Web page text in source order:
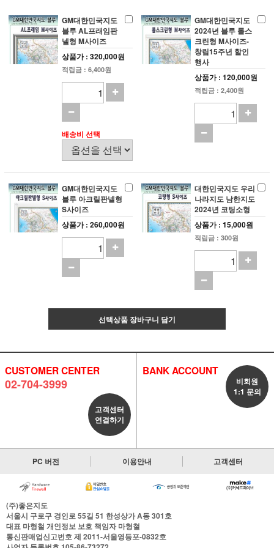
GM대한민국지도
블루 AL프래임판
넬형 M사이즈
상품가 : 320,000원
적립금 : 6,400원
배송비 선택
GM대한민국지도
2024년 블루 롤스
크린형 M사이즈-
창립15주년 할인
행사
상품가 : 120,000원
적립금 : 2,400원
GM대한민국지도
블루 아크릴판넬형
S사이즈
상품가 : 260,000원
대한민국지도 우리
나라지도 남한지도
2024년 코팅소형
상품가 : 15,000원
적립금 : 300원
선택상품 장바구니 담기
CUSTOMER CENTER
02-704-3999
고객센터
연결하기
BANK ACCOUNT
비회원
1:1 문의
PC 버전 이용안내 고객센터
(주)좋은지도
서울시 구로구 경인로 55길 51 한성상가 A동 301호
대표 마형철 개인정보 보호 책임자마형철
통신판매업신고번호제 2011-서울영등포-0832호